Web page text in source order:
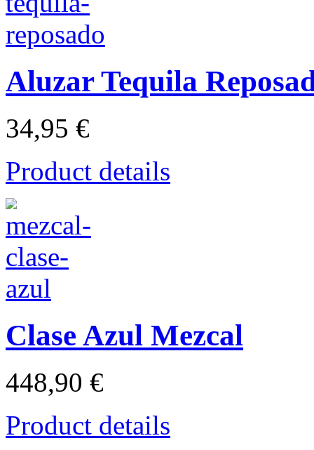
Aluzar Tequila
34,95 €
Product details
Clase Azul Mezcal
448,90 €
Product details